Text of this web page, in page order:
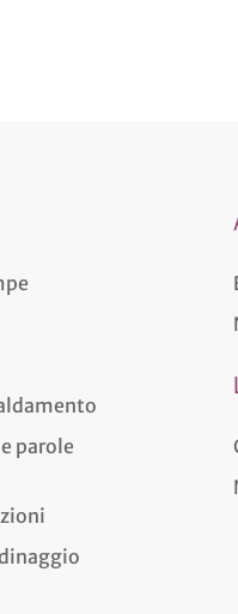
parole